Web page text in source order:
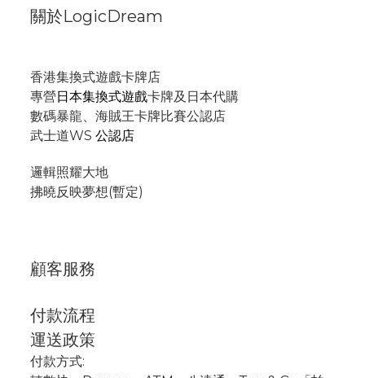
關於LogicDream
香港集換式遊戲卡牌店
專營日本集換式遊戲卡牌及日本代購
數碼暴龍、海賊王卡牌比賽公認店
武士道WS 公認店
邏輯照耀大地
拂曉反映夢想(暫定)
顧客服務
付款流程
運送政策
付款方式: